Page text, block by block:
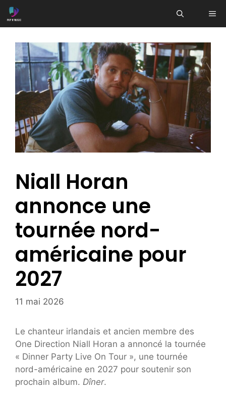
Aller
au
Niall Horan
annonce une
tournée nord-
américaine pour
2027
11 mai 2026
Le chanteur irlandais et ancien membre des
One Direction Niall Horan a annoncé la tournée
« Dinner Party Live On Tour », une tournée
nord-américaine en 2027 pour soutenir son
prochain album. Dîner.